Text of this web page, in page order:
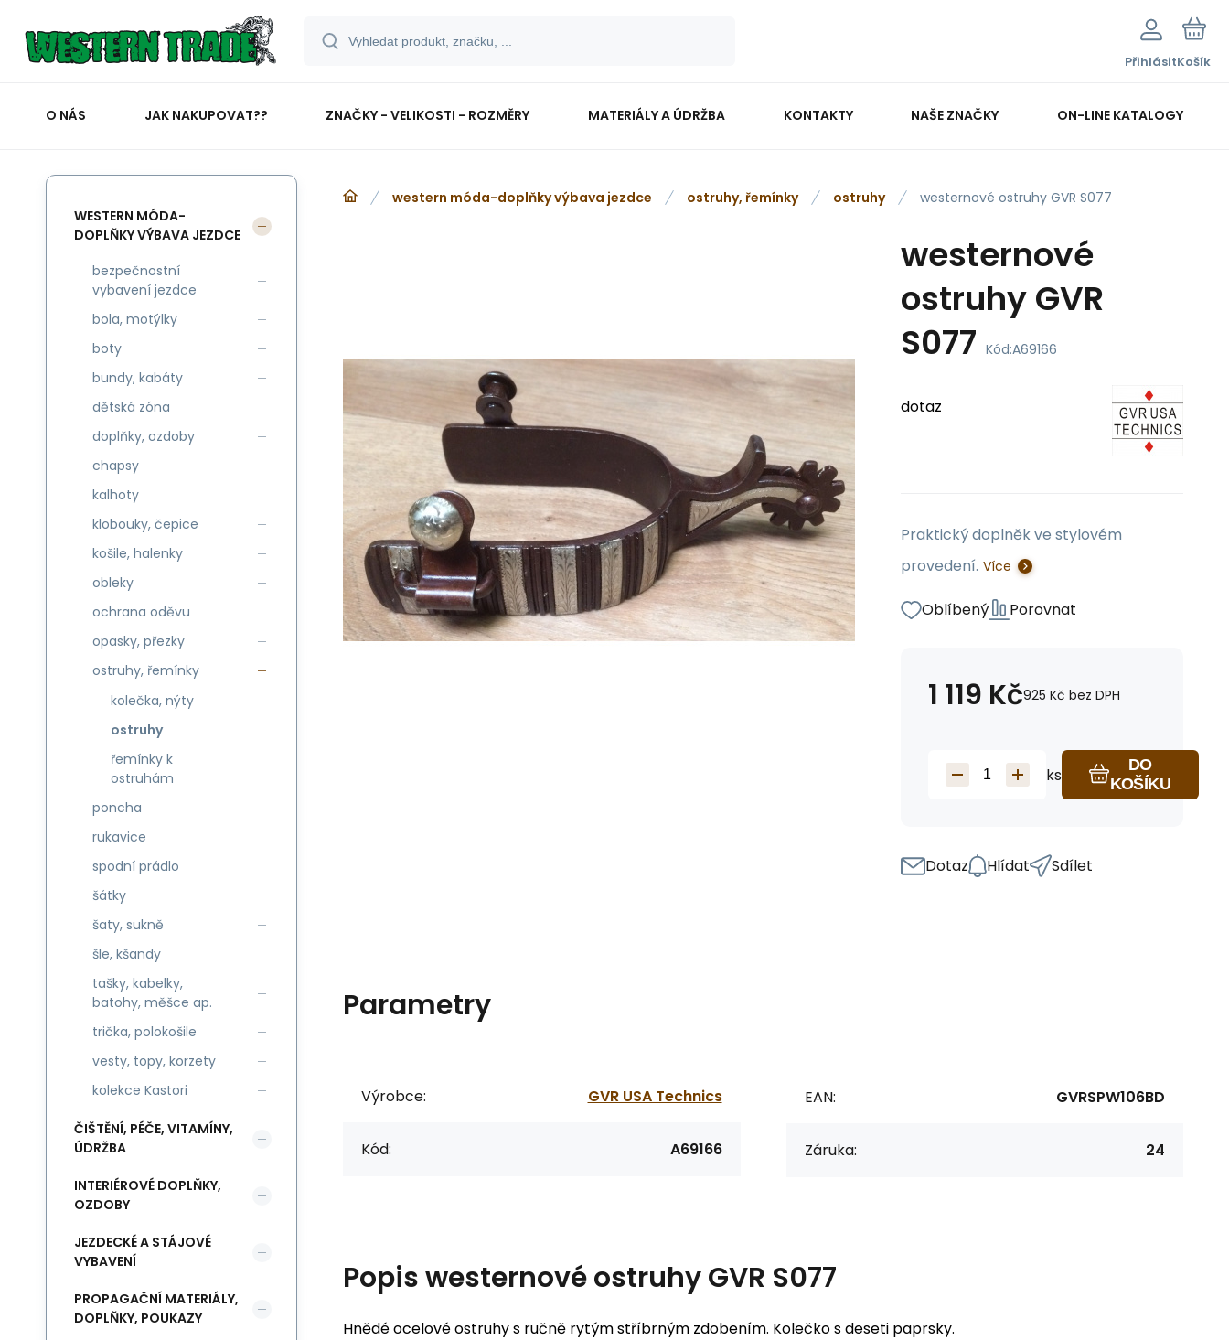
PřihlásitKošík
O NÁS JAK NAKUPOVAT?? ZNAČKY - VELIKOSTI - ROZMĚRY MATERIÁLY A ÚDRŽBA KONTAKTY NAŠE ZNAČKY ON-LINE KATALOGY
western móda-doplňky výbava jezdce ostruhy, řemínky ostruhy westernové ostruhy GVR S077
westernové
ostruhy GVR
S077 Kód:A69166
dotaz
Praktický doplněk ve stylovém
provedení. Více
Oblíbený Porovnat
1 119 Kč925 Kč bez DPH
ks
DO
KOŠÍKU
Dotaz Hlídat Sdílet
Parametry
Výrobce: GVR USA Technics
Kód: A69166
EAN: GVRSPW106BD
Záruka: 24
Popiswesternové ostruhy GVR S077
Hnědé ocelové ostruhy s ručně rytým stříbrným zdobením. Kolečko s deseti paprsky.
WESTERN MÓDA-
DOPLŇKY VÝBAVA JEZDCE
bezpečnostní
vybavení jezdce
bola, motýlky
boty
bundy, kabáty
dětská zóna
doplňky, ozdoby
chapsy
kalhoty
klobouky, čepice
košile, halenky
obleky
ochrana oděvu
opasky, přezky
ostruhy, řemínky
kolečka, nýty
ostruhy
řemínky k
ostruhám
poncha
rukavice
spodní prádlo
šátky
šaty, sukně
šle, kšandy
tašky, kabelky,
batohy, měšce ap.
trička, polokošile
vesty, topy, korzety
kolekce Kastori
ČIŠTĚNÍ, PÉČE, VITAMÍNY,
ÚDRŽBA
INTERIÉROVÉ DOPLŇKY,
OZDOBY
JEZDECKÉ A STÁJOVÉ
VYBAVENÍ
PROPAGAČNÍ MATERIÁLY,
DOPLŇKY, POUKAZY